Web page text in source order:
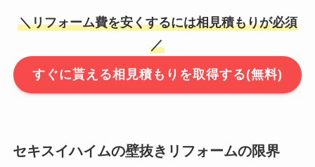
＼リフォーム費を安くするには相見積もりが必須
／
すぐに貰える相見積もりを取得する(無料)
セキスイハイムの壁抜きリフォームの限界